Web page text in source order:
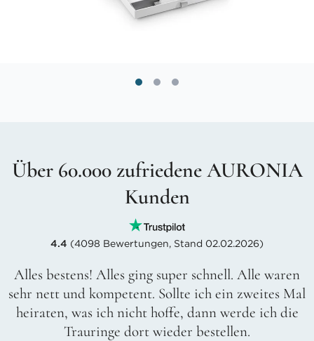
Über 60.000 zufriedene AURONIA
Kunden
4.4 (4098 Bewertungen, Stand 02.02.2026)
Alles bestens! Alles ging super schnell. Alle waren
sehr nett und kompetent. Sollte ich ein zweites Mal
heiraten, was ich nicht hoffe, dann werde ich die
Trauringe dort wieder bestellen.